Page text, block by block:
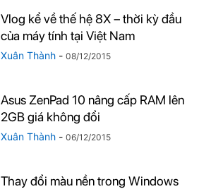
Vlog kể về thế hệ 8X – thời kỳ đầu
của máy tính tại Việt Nam
Xuân Thành - 08/12/2015
Asus ZenPad 10 nâng cấp RAM lên
2GB giá không đổi
Xuân Thành - 06/12/2015
Thay đổi màu nền trong Windows